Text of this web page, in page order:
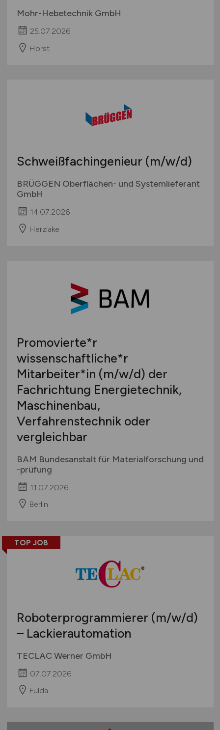
Mohr-Hebetechnik GmbH
25.07.2026
Horst
Schweißfachingenieur (m/w/d)
BRÜGGEN Oberflächen- und Systemlieferant
GmbH
14.07.2026
Herzlake
Promovierte*r
wissenschaftliche*r
Mitarbeiter*in (m/w/d) der
Fachrichtung Energietechnik,
Maschinenbau,
Verfahrenstechnik oder
vergleichbar
BAM Bundesanstalt für Materialforschung und
-prüfung
11.07.2026
Berlin
TOP JOB
Roboterprogrammierer (m/w/d)
– Lackierautomation
TECLAC Werner GmbH
07.07.2026
Fulda